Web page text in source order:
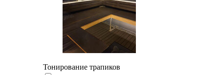
Тонирование трапиков